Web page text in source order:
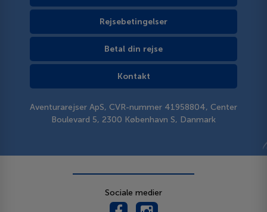
Rejsebetingelser
Betal din rejse
Kontakt
Aventurarejser ApS, CVR-nummer 41958804, Center
Boulevard 5, 2300 København S, Danmark
Sociale medier